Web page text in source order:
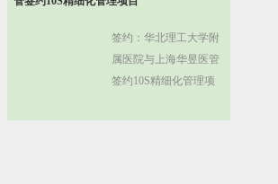
签约：华北理工大学附
属医院与上海华昱医管
签约10S精细化管理项